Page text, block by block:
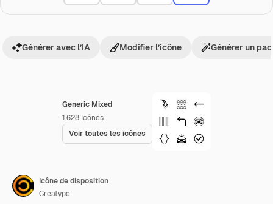
Generic Mixed
1,628 Icônes
Voir toutes les icônes
Générer avec l’IA Modifier l’icône Générer un
Icône de disposition
Creatype